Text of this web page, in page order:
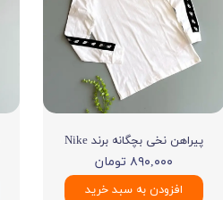
پیراهن نخی بچگانه برند Nike
۸۹۰,۰۰۰ تومان
افزودن به سبد خرید